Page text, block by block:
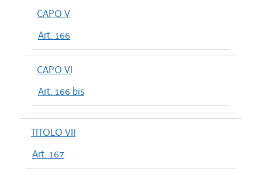
CAPO V
Art. 166
CAPO VI
Art. 166 bis
TITOLO VII
Art. 167